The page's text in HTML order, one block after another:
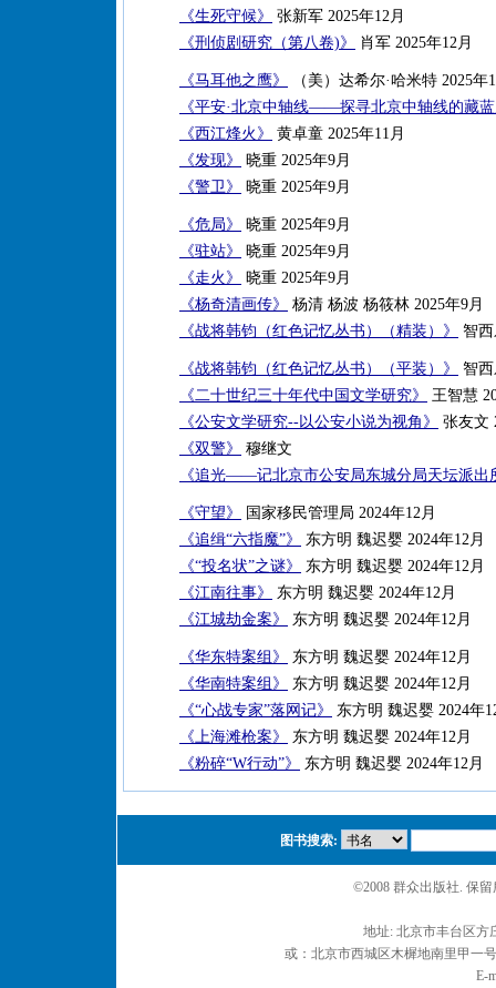
《生死守候》
张新军 2025年12月
《刑侦剧研究（第八卷)》
肖军 2025年12月
《马耳他之鹰》
（美）达希尔·哈米特 2025年
《平安·北京中轴线——探寻北京中轴线的藏
《西江烽火》
黄卓童 2025年11月
《发现》
晓重 2025年9月
《警卫》
晓重 2025年9月
《危局》
晓重 2025年9月
《驻站》
晓重 2025年9月
《走火》
晓重 2025年9月
《杨奇清画传》
杨清 杨波 杨筱林 2025年9月
《战将韩钧（红色记忆丛书）（精装）》
智西
《战将韩钧（红色记忆丛书）（平装）》
智西
《二十世纪三十年代中国文学研究》
王智慧
《公安文学研究--以公安小说为视角》
张友文
《双警》
穆继文
《追光——记北京市公安局东城分局天坛派出
《守望》
国家移民管理局 2024年12月
《追缉“六指魔”》
东方明 魏迟婴 2024年12月
《“投名状”之谜》
东方明 魏迟婴 2024年12月
《江南往事》
东方明 魏迟婴 2024年12月
《江城劫金案》
东方明 魏迟婴 2024年12月
《华东特案组》
东方明 魏迟婴 2024年12月
《华南特案组》
东方明 魏迟婴 2024年12月
《“心战专家”落网记》
东方明 魏迟婴 2024年
《上海滩枪案》
东方明 魏迟婴 2024年12月
《粉碎“W行动”》
东方明 魏迟婴 2024年12月
图书搜索:
©2008 群众出版社. 保
地址: 北京市丰台区
或：北京市西城区木樨地南里甲一
E-